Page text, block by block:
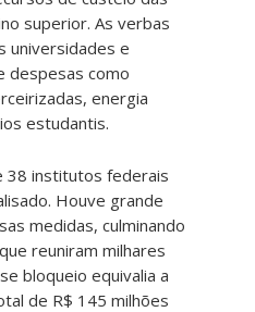
superior. As verbas
universidades e
despesas como
energia
estudantis.
38 institutos federais
Houve grande
medidas, culminando
reuniram milhares
bloqueio equivalia a
de R$ 145 milhões